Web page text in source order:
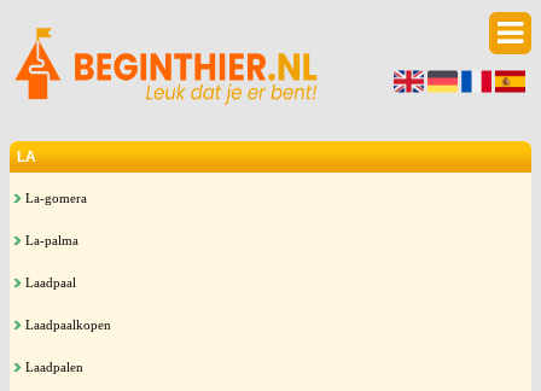
LA
La-gomera
La-palma
Laadpaal
Laadpaalkopen
Laadpalen